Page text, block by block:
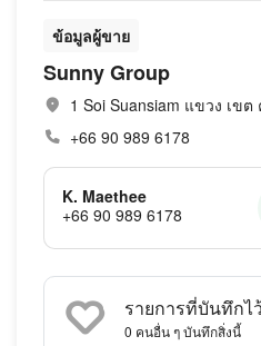
ข้อมูลผู้ขาย
Sunny Group
1 Soi Suansiam แขวง เข
+66 90 989 6178
K. Maethee
+66 90 989 6178
รายการที่บันทึกไ
0 คนอื่น ๆ บันทึกสิ่งนี้